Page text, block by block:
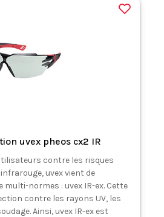
uvex pheos cx2 IR
contre les risques
uvex vient de
multi-normes : uvex IR-ex. Cette
contre les rayons UV, les
Ainsi, uvex IR-ex est